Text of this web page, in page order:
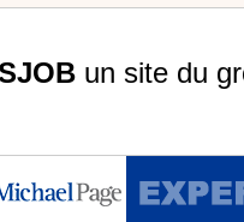
un site du